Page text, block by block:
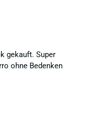
gekauft. Super
ohne Bedenken